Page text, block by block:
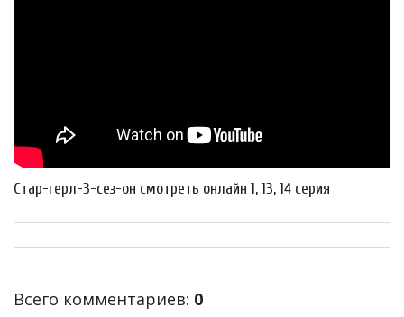
Стар-герл-3-сез-он смотреть онлайн 1, 13, 14 серия
Всего комментариев: 0